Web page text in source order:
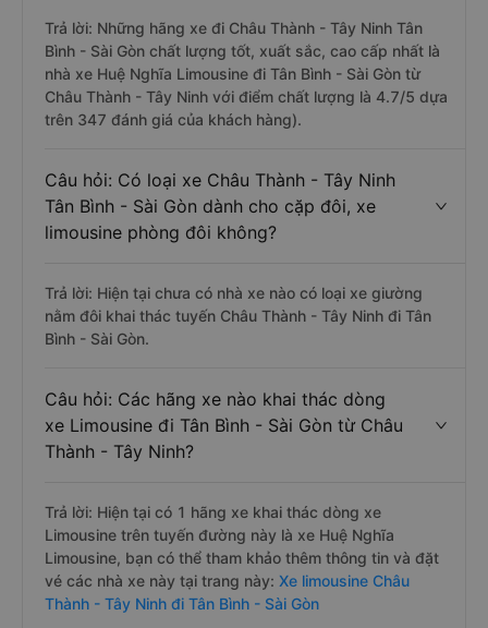
Trả lời: Những hãng xe đi Châu Thành - Tây Ninh Tân
Bình - Sài Gòn chất lượng tốt, xuất sắc, cao cấp nhất là
nhà xe Huệ Nghĩa Limousine đi Tân Bình - Sài Gòn từ
Châu Thành - Tây Ninh với điểm chất lượng là 4.7/5 dựa
trên 347 đánh giá của khách hàng).
Câu hỏi: Có loại xe Châu Thành - Tây Ninh
Tân Bình - Sài Gòn dành cho cặp đôi, xe
limousine phòng đôi không?
Trả lời: Hiện tại chưa có nhà xe nào có loại xe giường
nằm đôi khai thác tuyến Châu Thành - Tây Ninh đi Tân
Bình - Sài Gòn.
Câu hỏi: Các hãng xe nào khai thác dòng
xe Limousine đi Tân Bình - Sài Gòn từ Châu
Thành - Tây Ninh?
Trả lời: Hiện tại có 1 hãng xe khai thác dòng xe
Limousine trên tuyến đường này là xe Huệ Nghĩa
Limousine, bạn có thể tham khảo thêm thông tin và đặt
vé các nhà xe này tại trang này: Xe limousine Châu
Thành - Tây Ninh đi Tân Bình - Sài Gòn